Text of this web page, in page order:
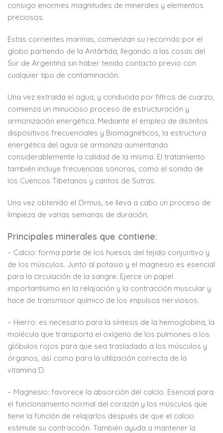
consigo enormes magnitudes de minerales y elementos
preciosos.
Estas corrientes marinas, comienzan su recorrido por el
globo partiendo de la Antártida, llegando a las cosas del
Sur de Argentina sin haber tenido contacto previo con
cualquier tipo de contaminación.
Una vez extraída el agua, y conducida por filtros de cuarzo,
comienza un minucioso proceso de estructuración y
armonización energética. Mediante el empleo de distintos
dispositivos frecuenciales y Biomagnéticos, la estructura
energética del agua se armoniza aumentando
considerablemente la calidad de la misma. El tratamiento
también incluye frecuencias sonoras, como el sonido de
los Cuencos Tibetanos y cantos de Sutras.
Una vez obtenido el Ormus, se lleva a cabo un proceso de
limpieza de varias semanas de duración.
Principales minerales que contiene:
– Calcio: forma parte de los huesos del tejido conjuntivo y
de los músculos. Junto al potasio y el magnesio es esencial
para la circulación de la sangre. Ejerce un papel
importantísimo en la relajación y la contracción muscular y
hace de transmisor químico de los impulsos nerviosos.
– Hierro: es necesario para la síntesis de la hemoglobina, la
molécula que transporta el oxígeno de los pulmones a los
glóbulos rojos para que sea trasladado a los músculos y
órganos, así como para la utilización correcta de la
vitamina D.
– Magnesio: favorece la absorción del calcio. Esencial para
el funcionamiento normal del corazón y los músculos que
tiene la función de relajarlos después de que el calcio
estimule su contracción. También ayuda a mantener la